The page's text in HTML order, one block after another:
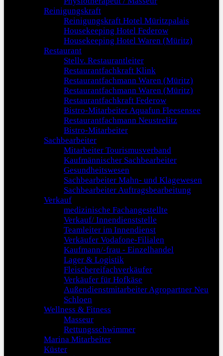
Reinigungskraft
Reinigungskraft Hotel Müritzpalais
Housekeeping Hotel Federow
Housekeeping Hotel Waren (Müritz)
Restaurant
Stellv. Restaurantleiter
Restaurantfachkraft Klink
Restaurantfachmann Waren (Müritz)
Restaurantfachmann Waren (Müritz)
Restaurantfachkraft Federow
Bistro-Mitarbeiter Aquafun Fleesensee
Restaurantfachmann Neustrelitz
Bistro-Mitarbeiter
Sachbearbeiter
Mitarbeiter Tourismusverband
Kaufmännischer Sachbearbeiter
Gesundheitswesen
Sachbearbeiter Mahn- und Klagewesen
Sachbearbeiter Auftragsbearbeitung
Verkauf
medizinische Fachangestellte
Verkauf/ Innendienststelle
Teamleiter im Innendienst
Verkäufer Vodafone-Filialen
Kaufmann/-frau - Einzelhandel
Lager & Logistik
Fleischereifachverkäufer
Verkäufer für Hofkäse
Außendienstmitarbeiter Agropartner Neu
Schloen
Wellness & Fitness
Masseur
Rettungsschwimmer
Marina Mitarbeiter
Küster